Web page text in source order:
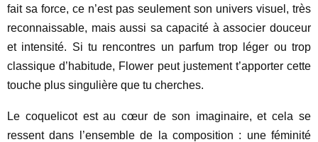
fait sa force, ce n’est pas seulement son univers visuel, très
reconnaissable, mais aussi sa capacité à associer douceur
et intensité. Si tu rencontres un parfum trop léger ou trop
classique d’habitude, Flower peut justement t’apporter cette
touche plus singulière que tu cherches.
Le coquelicot est au cœur de son imaginaire, et cela se
ressent dans l’ensemble de la composition : une féminité